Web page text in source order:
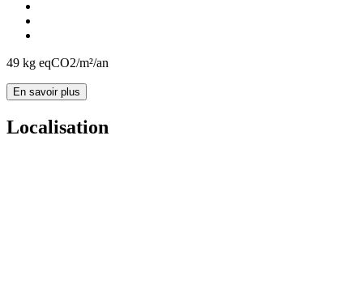
49 kg eqCO2/m²/an
En savoir plus
Localisation